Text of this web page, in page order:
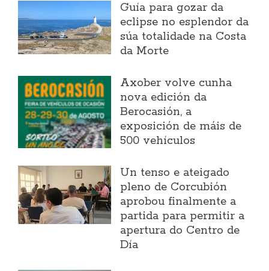
Guía para gozar da
eclipse no esplendor da
súa totalidade na Costa
da Morte
Axober volve cunha
nova edición da
Berocasión, a
exposición de máis de
500 vehículos
Un tenso e ateigado
pleno de Corcubión
aprobou finalmente a
partida para permitir a
apertura do Centro de
Día